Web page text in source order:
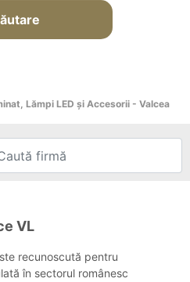
Lămpi LED și Accesorii - Valcea
VL
recunoscută pentru
în sectorul românesc